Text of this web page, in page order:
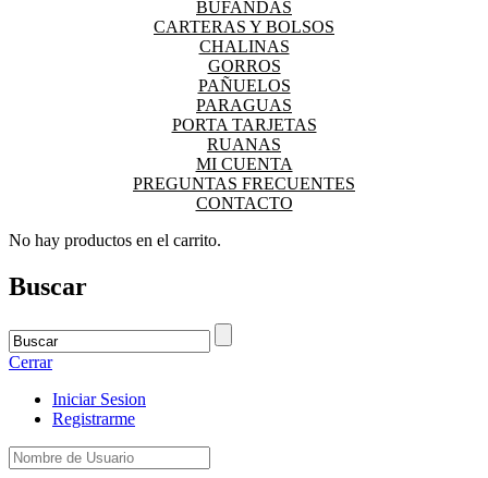
BUFANDAS
CARTERAS Y BOLSOS
CHALINAS
GORROS
PAÑUELOS
PARAGUAS
PORTA TARJETAS
RUANAS
MI CUENTA
PREGUNTAS FRECUENTES
CONTACTO
No hay productos en el carrito.
Buscar
Cerrar
Iniciar Sesion
Registrarme